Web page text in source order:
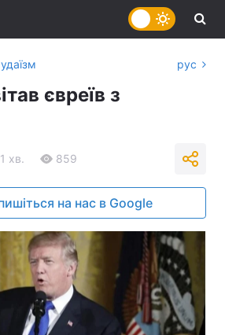
рус
євреїв з
1 хв. 859
на нас в Google